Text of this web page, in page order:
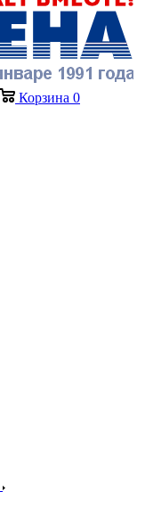
Корзина 0